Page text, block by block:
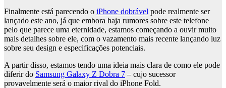
Finalmente está parecendo o iPhone dobrável pode realmente ser
lançado este ano, já que embora haja rumores sobre este telefone
pelo que parece uma eternidade, estamos começando a ouvir muito
mais detalhes sobre ele, com o vazamento mais recente lançando luz
sobre seu design e especificações potenciais.
A partir disso, estamos tendo uma ideia mais clara de como ele pode
diferir do Samsung Galaxy Z Dobra 7 – cujo sucessor
provavelmente será o maior rival do iPhone Fold.